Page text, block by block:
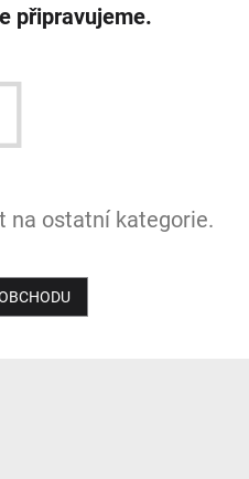
připravujeme.
na ostatní kategorie.